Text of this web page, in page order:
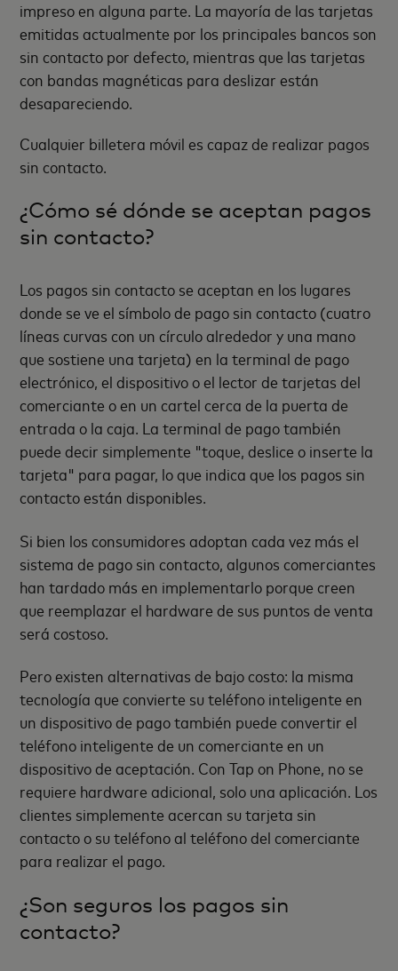
impreso en alguna parte. La mayoría de las tarjetas
emitidas actualmente por los principales bancos son
sin contacto por defecto, mientras que las tarjetas
con bandas magnéticas para deslizar están
desapareciendo.
Cualquier billetera móvil es capaz de realizar pagos
sin contacto.
¿Cómo sé dónde se aceptan pagos
sin contacto?
Los pagos sin contacto se aceptan en los lugares
donde se ve el símbolo de pago sin contacto (cuatro
líneas curvas con un círculo alrededor y una mano
que sostiene una tarjeta) en la terminal de pago
electrónico, el dispositivo o el lector de tarjetas del
comerciante o en un cartel cerca de la puerta de
entrada o la caja. La terminal de pago también
puede decir simplemente "toque, deslice o inserte la
tarjeta" para pagar, lo que indica que los pagos sin
contacto están disponibles.
Si bien los consumidores adoptan cada vez más el
sistema de pago sin contacto, algunos comerciantes
han tardado más en implementarlo porque creen
que reemplazar el hardware de sus puntos de venta
será costoso.
Pero existen alternativas de bajo costo: la misma
tecnología que convierte su teléfono inteligente en
un dispositivo de pago también puede convertir el
teléfono inteligente de un comerciante en un
dispositivo de aceptación. Con Tap on Phone, no se
requiere hardware adicional, solo una aplicación. Los
clientes simplemente acercan su tarjeta sin
contacto o su teléfono al teléfono del comerciante
para realizar el pago.
¿Son seguros los pagos sin
contacto?